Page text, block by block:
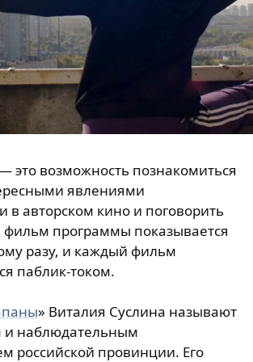
это возможность познакомиться
явлениями
в авторском кино и поговорить
программы показывается
разу, и каждый фильм
паблик-током.
» Виталия Суслина называют
наблюдательным
российской провинции. Его